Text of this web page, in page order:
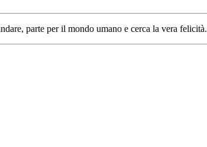
parte per il mondo umano e cerca la vera felicità.